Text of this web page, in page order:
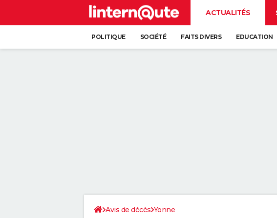
ACTUALITÉS
POLITIQUE SOCIÉTÉ FAITS DIVERS EDUCATION
Avis de décès Yonne